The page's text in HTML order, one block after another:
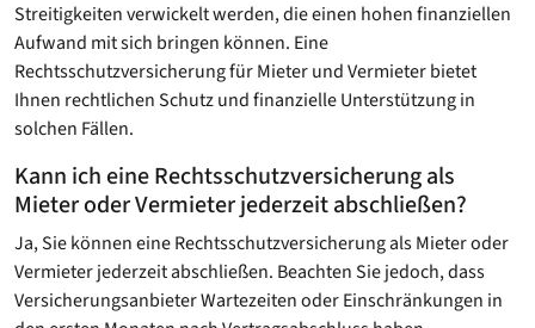
Streitigkeiten verwickelt werden, die einen hohen finanziellen
Aufwand mit sich bringen können. Eine
Rechtsschutzversicherung für Mieter und Vermieter bietet
Ihnen rechtlichen Schutz und finanzielle Unterstützung in
solchen Fällen.
Kann ich eine Rechtsschutzversicherung als
Mieter oder Vermieter jederzeit abschließen?
Ja, Sie können eine Rechtsschutzversicherung als Mieter oder
Vermieter jederzeit abschließen. Beachten Sie jedoch, dass
Versicherungsanbieter Wartezeiten oder Einschränkungen in